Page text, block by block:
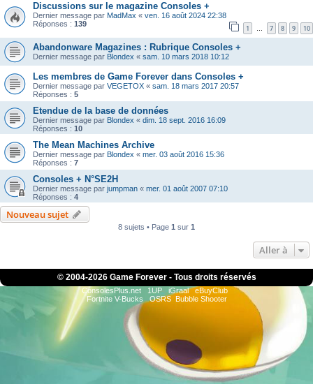
Discussions sur le magazine Consoles +
Dernier message par MadMax « ven. 16 août 2024 22:38
Réponses : 139 1 … 7 8 9 10
Abandonware Magazines : Rubrique Consoles +
Dernier message par Blondex « sam. 10 mars 2018 10:12
Les membres de Game Forever dans Consoles +
Dernier message par VEGETOX « sam. 18 mars 2017 20:57
Réponses : 5
Etendue de la base de données
Dernier message par Blondex « dim. 18 sept. 2016 16:09
Réponses : 10
The Mean Machines Archive
Dernier message par Blondex « mer. 03 août 2016 15:36
Réponses : 7
Consoles + N°SE2H
Dernier message par jumpman « mer. 01 août 2007 07:10
Réponses : 4
Nouveau sujet
8 sujets • Page 1 sur 1
Aller à
© 2004-2026 Game Forever - Tous droits réservés
ConsolesPlus.net 1UP iGraal
eBuyClub
Fortnite V-Bucks
OSRS Bubble Shooter